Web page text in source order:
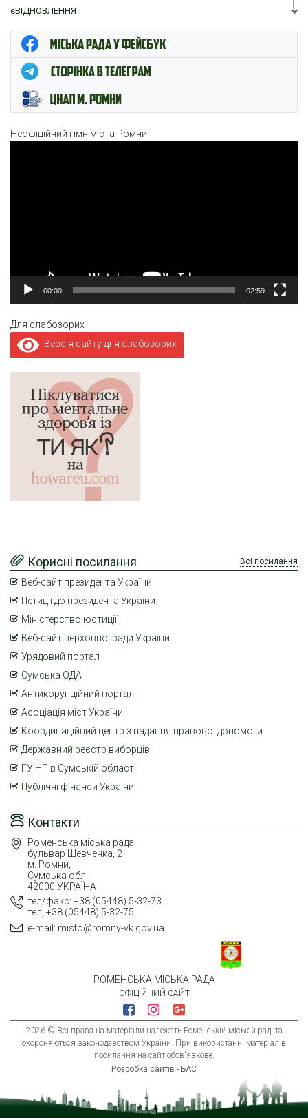
єВІДНОВЛЕННЯ
ЦНАП м. Ромни
Неофіційний гімн міста Ромни
00:00 02:59
Для слабозорих
Версія сайту для слабозорих
РОМЕНСЬКА МІСЬКА РАДА
ОФІЦІЙНИЙ САЙТ
2026 © Всі права на матеріали належать Роменській міській раді та
охороняються законодавством України. При використанні матеріалів
посилання на сайт обов'язкове.
Розробка сайтів - БАС
Контакти
Роменська міська рада
бульвар Шевченка, 2
м. Ромни,
Сумська обл.,
42000 УКРАЇНА
тел/факс: +38 (05448) 5-32-73
тел, +38 (05448) 5-32-75
e-mail: misto@romny-vk.gov.ua
Корисні посилання Всі посилання
Веб-сайт президента України
Петиції до президента України
Міністерство юстиції
Веб-сайт верховної ради України
Урядовий портал
Сумська ОДА
Антикорупційний портал
Асоціація міст України
Координаційний центр з надання правової допомоги
Державний реєстр виборців
ГУ НП в Сумській області
Публічні фінанси України